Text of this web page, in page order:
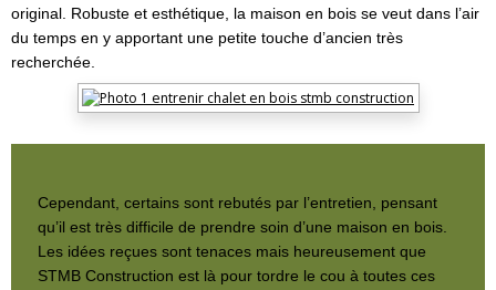
original. Robuste et esthétique, la maison en bois se veut dans l’air
du temps en y apportant une petite touche d’ancien très
recherchée.
Cependant, certains sont rebutés par l’entretien, pensant
qu’il est très difficile de prendre soin d’une maison en bois.
Les idées reçues sont tenaces mais heureusement que
STMB Construction est là pour tordre le cou à toutes ces